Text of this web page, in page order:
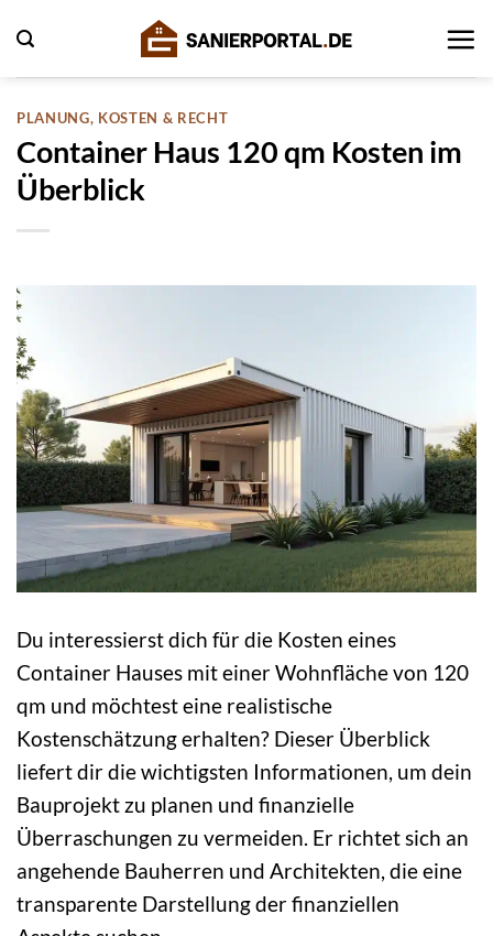
Inhalt
springen
PLANUNG, KOSTEN & RECHT
Container Haus 120 qm Kosten im
Überblick
Du interessierst dich für die Kosten eines
Container Hauses mit einer Wohnfläche von 120
qm und möchtest eine realistische
Kostenschätzung erhalten? Dieser Überblick
liefert dir die wichtigsten Informationen, um dein
Bauprojekt zu planen und finanzielle
Überraschungen zu vermeiden. Er richtet sich an
angehende Bauherren und Architekten, die eine
transparente Darstellung der finanziellen